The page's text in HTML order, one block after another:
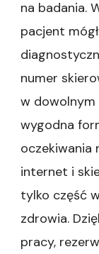
na badania.
pacjent
numer
w dowolnym
wygodna
oczekiwania
internet i
tylko część
zdrowia.
pracy,